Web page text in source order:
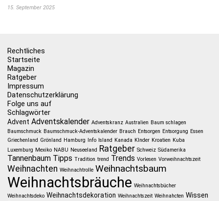
15. September 2025
Rechtliches
Startseite
Magazin
Ratgeber
Impressum
Datenschutzerklärung
Folge uns auf
Schlagwörter
Advent Adventskalender Adventskranz Australien Baum schlagen
Baumschmuck Baumschmuck-Adventskalender Brauch Entsorgen Entsorgung Essen
Griechenland Grönland Hamburg Info Island Kanada KInder Kroatien Kuba
Luxemburg Mexiko NABU Neuseeland Ratgeber Schweiz Südamerika
Tannenbaum Tipps Tradition trend Trends Vorlesen Vorweihnachtszeit
Weihnachten Weihnachtrolle Weihnachtsbaum
Weihnachtsbräuche Weihnachtsbücher
Weihnachtsdeko Weihnachtsdekoration Weihnachtszeit Weihnahcten Wissen